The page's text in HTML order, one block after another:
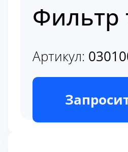
Фильтр
Артикул:
В наличии